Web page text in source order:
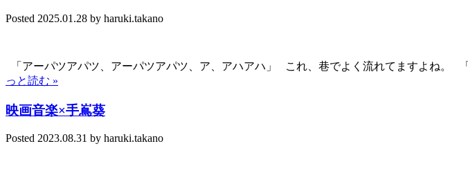
Posted 2025.01.28 by haruki.takano
「アーパツアパツ、アーパツアパツ、ア、アハアハ」 これ、巷でよく流れてますよね。
っと読む »
映画音楽×手嶌葵
Posted 2023.08.31 by haruki.takano